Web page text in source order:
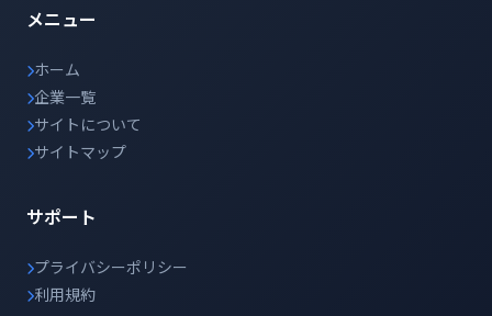
メニュー
ホーム
企業一覧
サイトについて
サイトマップ
サポート
プライバシーポリシー
利用規約